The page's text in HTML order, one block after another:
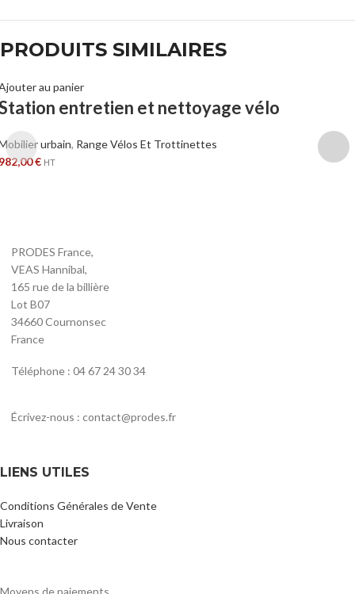
PRODUITS SIMILAIRES
au panier
entretien et nettoyage vélo
urbain, Range Vélos Et Trottinettes
€ HT
PRODES France,
VEAS Hannibal,
165 rue de la billière
Lot B07
34660 Cournonsec
France
Téléphone : 04 67 24 30 34
Écrivez-nous : contact@prodes.fr
LIENS UTILES
Conditions Générales de Vente
Livraison
Nous contacter
Moyens de paiements